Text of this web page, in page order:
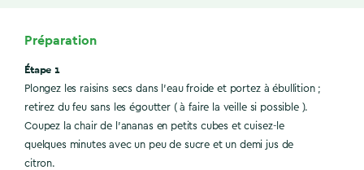
Préparation
Étape 1
Plongez les raisins secs dans l’eau froide et portez à ébullition ;
retirez du feu sans les égoutter ( à faire la veille si possible ).
Coupez la chair de l’ananas en petits cubes et cuisez-le
quelques minutes avec un peu de sucre et un demi jus de
citron.